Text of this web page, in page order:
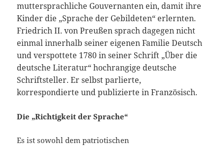
muttersprachliche Gouvernanten ein, damit ihre
Kinder die „Sprache der Gebildeten“ erlernten.
Friedrich II. von Preußen sprach dagegen nicht
einmal innerhalb seiner eigenen Familie Deutsch
und verspottete 1780 in seiner Schrift „Über die
deutsche Literatur“hochrangige deutsche
Schriftsteller. Er selbst parlierte,
korrespondierte und publizierte in Französisch.
Die „Richtigkeit der Sprache“
Es ist sowohl dem patriotischen